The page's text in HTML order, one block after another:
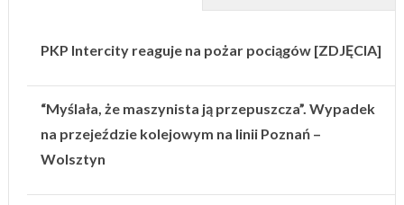
PKP Intercity reaguje na pożar pociągów [ZDJĘCIA]
“Myślała, że maszynista ją przepuszcza”. Wypadek
na przejeździe kolejowym na linii Poznań –
Wolsztyn